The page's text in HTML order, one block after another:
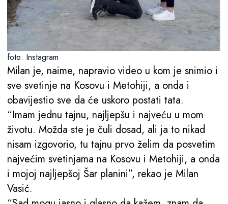
foto: Instagram
Milan je, naime, napravio video u kom je snimio i
sve svetinje na Kosovu i Metohiji, a onda i
obavijestio sve da će uskoro postati tata.
“Imam jednu tajnu, najljepšu i najveću u mom
životu. Možda ste je čuli dosad, ali ja to nikad
nisam izgovorio, tu tajnu prvo želim da posvetim
najvećim svetinjama na Kosovu i Metohiji, a onda
i mojoj najljepšoj Šar planini”, rekao je Milan
Vasić.